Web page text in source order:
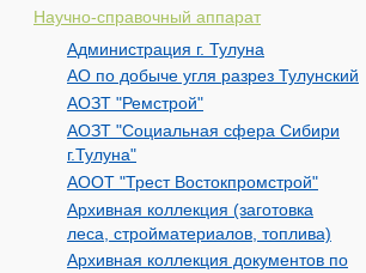
Научно-справочный аппарат
Администрация г. Тулуна
АО по добыче угля разрез Тулунский
АОЗТ "Ремстрой"
АОЗТ "Социальная сфера Сибири
г.Тулуна"
АООТ "Трест Востокпромстрой"
Архивная коллекция (заготовка
леса, стройматериалов, топлива)
Архивная коллекция документов по